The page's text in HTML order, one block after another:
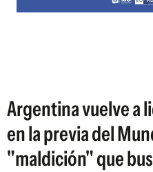
Argentina vuelve a
en la previa del
"maldición" que